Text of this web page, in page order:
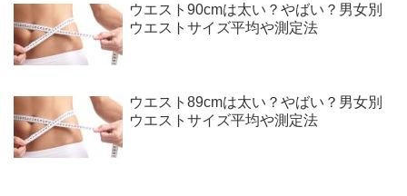
ウエスト90cmは太い？やばい？男女別
ウエストサイズ平均や測定法
ウエスト89cmは太い？やばい？男女別
ウエストサイズ平均や測定法